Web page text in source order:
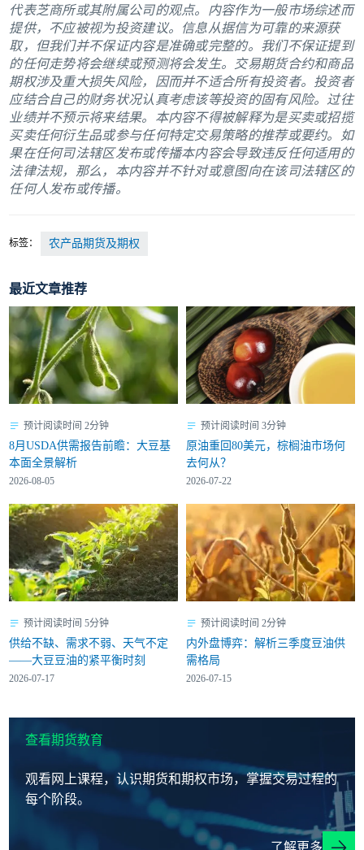
代表芝商所或其附属公司的观点。内容作为一般市场综述而
提供，不应被视为投资建议。信息从据信为可靠的来源获
取，但我们并不保证内容是准确或完整的。我们不保证提到
的任何走势将会继续或预测将会发生。交易期货合约和商品
期权涉及重大损失风险，因而并不适合所有投资者。投资者
应结合自己的财务状况认真考虑该等投资的固有风险。过往
业绩并不预示将来结果。本内容不得被解释为是买卖或招揽
买卖任何衍生品或参与任何特定交易策略的推荐或要约。如
果在任何司法辖区发布或传播本内容会导致违反任何适用的
法律法规，那么，本内容并不针对或意图向在该司法辖区的
任何人发布或传播。
标签： 农产品期货及期权
最近文章推荐
预计阅读时间 2分钟
8月USDA供需报告前瞻：大豆基
本面全景解析
2026-08-05
预计阅读时间 3分钟
原油重回80美元，棕榈油市场何
去何从？
2026-07-22
预计阅读时间 5分钟
供给不缺、需求不弱、天气不定
——大豆豆油的紧平衡时刻
2026-07-17
预计阅读时间 2分钟
内外盘博弈：解析三季度豆油供
需格局
2026-07-15
查看期货教育
观看网上课程，认识期货和期权市场，掌握交易过程的
每个阶段。
了解更多